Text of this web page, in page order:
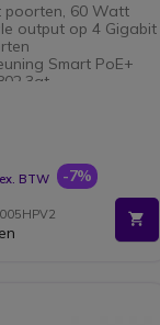
poorten, 60 Watt
output op 4 Gigabit
Smart PoE+
webbeheer en set-
design zonder
ex. BTW -7%